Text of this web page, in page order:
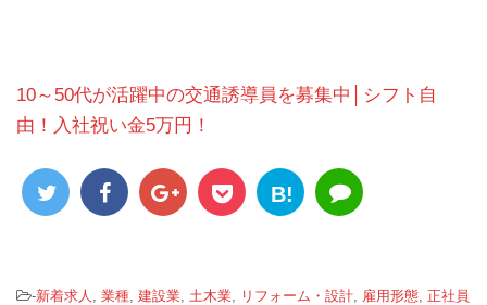
10～50代が活躍中の交通誘導員を募集中│シフト自
由！入社祝い金5万円！
B!
-新着求人 業種 建設業 土木業 リフォーム・設計 雇用形態 正社員